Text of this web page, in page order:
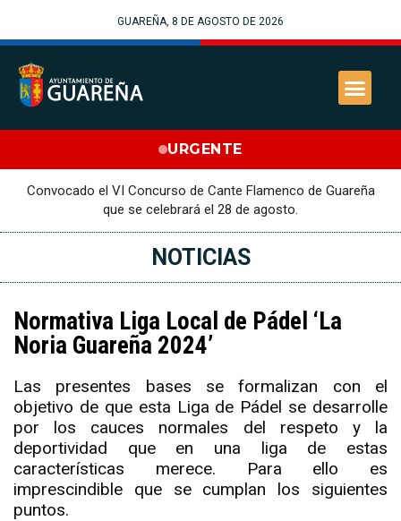
GUAREÑA, 8 DE AGOSTO DE 2026
URGENTE
Convocado el VI Concurso de Cante Flamenco de Guareña
que se celebrará el 28 de agosto.
NOTICIAS
Normativa Liga Local de Pádel ‘La
Noria Guareña 2024’
Las presentes bases se formalizan con el
objetivo de que esta Liga de Pádel se desarrolle
por los cauces normales del respeto y la
deportividad que en una liga de estas
características merece. Para ello es
imprescindible que se cumplan los siguientes
puntos.